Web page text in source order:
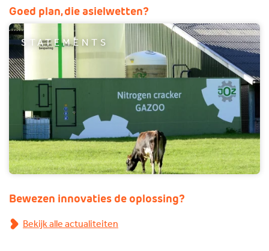
Goed plan, die asielwetten?
STATEMENTS
Bewezen innovaties de oplossing?
Bekijk alle actualiteiten